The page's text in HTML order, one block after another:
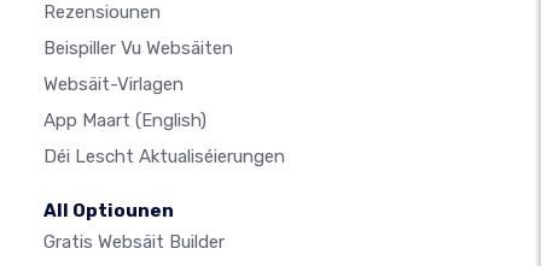
Rezensiounen
Beispiller Vu Websäiten
Websäit-Virlagen
App Maart (English)
Déi Lescht Aktualiséierungen
All Optiounen
Gratis Websäit Builder